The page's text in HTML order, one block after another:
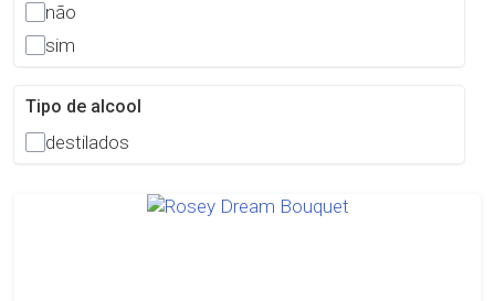
não
sim
Tipo de alcool
destilados